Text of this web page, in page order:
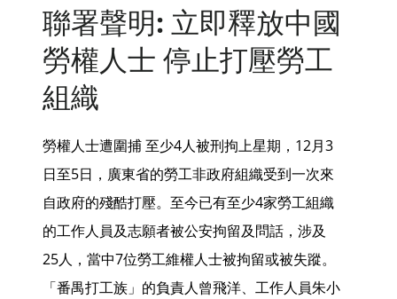
聯署聲明: 立即釋放中國
勞權人士 停止打壓勞工
組織
勞權人士遭圍捕 至少4人被刑拘上星期，12月3
日至5日，廣東省的勞工非政府組織受到一次來
自政府的殘酷打壓。至今已有至少4家勞工組織
的工作人員及志願者被公安拘留及問話，涉及
25人，當中7位勞工維權人士被拘留或被失蹤。
「番禺打工族」的負責人曾飛洋、工作人員朱小